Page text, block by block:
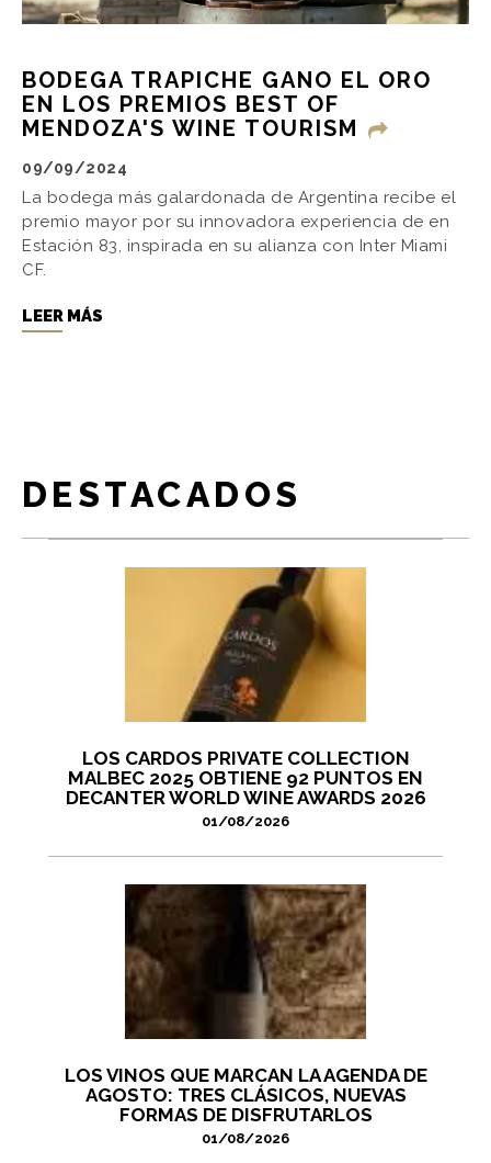
BODEGA TRAPICHE GANO EL ORO
EN LOS PREMIOS BEST OF
MENDOZA'S WINE TOURISM
09/09/2024
La bodega más galardonada de Argentina recibe el
premio mayor por su innovadora experiencia de en
Estación 83, inspirada en su alianza con Inter Miami
CF.
LEER MÁS
DESTACADOS
LOS CARDOS PRIVATE COLLECTION
MALBEC 2025 OBTIENE 92 PUNTOS EN
DECANTER WORLD WINE AWARDS 2026
01/08/2026
LOS VINOS QUE MARCAN LA AGENDA DE
AGOSTO: TRES CLÁSICOS, NUEVAS
FORMAS DE DISFRUTARLOS
01/08/2026